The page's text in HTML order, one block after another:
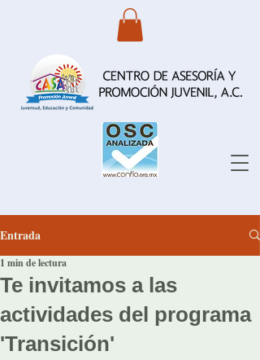
Entrada
Te invitamos a las
actividades del programa
'Transición'
1 min de lectura